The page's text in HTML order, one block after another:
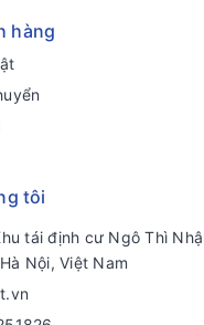
hàng
tôi
tái định cư Ngô Thì
Nội, Việt Nam